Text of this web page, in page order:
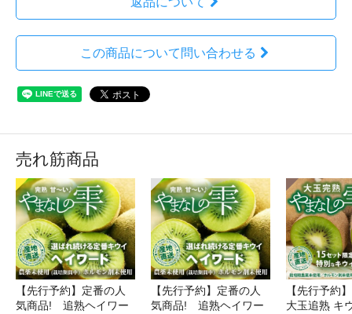
この商品について問い合わせる
売れ筋商品
【先行予約】定番の人
気商品! 追熟ヘイワー
【先行予約】定番の人
気商品! 追熟ヘイワー
【先行予
大玉追熟 キ